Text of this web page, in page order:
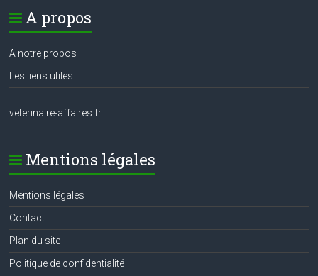
A propos
A notre propos
Les liens utiles
veterinaire-affaires.fr
Mentions légales
Mentions légales
Contact
Plan du site
Politique de confidentialité